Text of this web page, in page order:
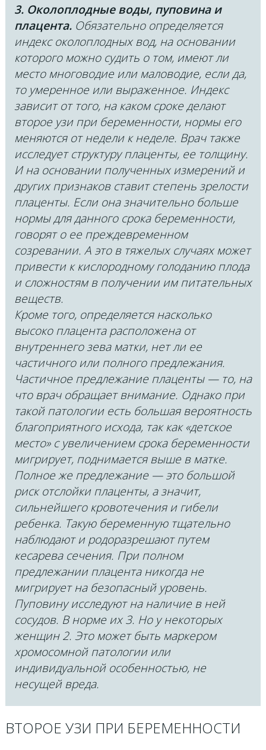
3. Околоплодные воды, пуповина и
плацента.Обязательно определяется
индекс околоплодных вод, на основании
которого можно судить о том, имеют ли
место многоводие или маловодие, если да,
то умеренное или выраженное. Индекс
зависит от того, на каком сроке делают
второе узи при беременности, нормы его
меняются от недели к неделе. Врач также
исследует структуру плаценты, ее толщину.
И на основании полученных измерений и
других признаков ставит степень зрелости
плаценты. Если она значительно больше
нормы для данного срока беременности,
говорят о ее преждевременном
созревании. А это в тяжелых случаях может
привести к кислородному голоданию плода
и сложностям в получении им питательных
веществ.
Кроме того, определяется насколько
высоко плацента расположена от
внутреннего зева матки, нет ли ее
частичного или полного предлежания.
Частичное предлежание плаценты — то, на
что врач обращает внимание. Однако при
такой патологии есть большая вероятность
благоприятного исхода, так как «детское
место» с увеличением срока беременности
мигрирует, поднимается выше в матке.
Полное же предлежание — это большой
риск отслойки плаценты, а значит,
сильнейшего кровотечения и гибели
ребенка. Такую беременную тщательно
наблюдают и родоразрешают путем
кесарева сечения. При полном
предлежании плацента никогда не
мигрирует на безопасный уровень.
Пуповину исследуют на наличие в ней
сосудов. В норме их 3. Но у некоторых
женщин 2. Это может быть маркером
хромосомной патологии или
индивидуальной особенностью, не
несущей вреда.
ВТОРОЕ УЗИ ПРИ БЕРЕМЕННОСТИ